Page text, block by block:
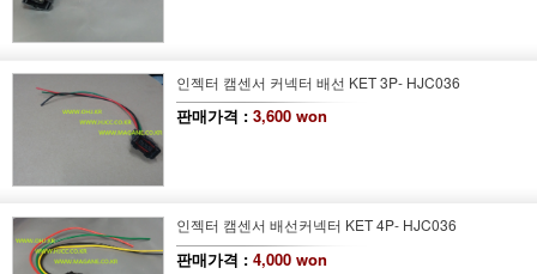
인젝터 캠센서 커넥터 배선 KET 3P- HJC036
판매가격 : 3,600 won
인젝터 캠센서 배선커넥터 KET 4P- HJC036
판매가격 : 4,000 won